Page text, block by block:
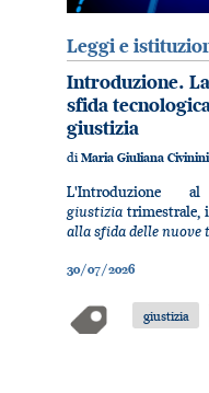
Leggi e
Introduzione.
sfida
giustizia
diMaria Giuliana Civinini
giustiziatrimestrale,
alla sfida delle
30/07/2026
giustizia